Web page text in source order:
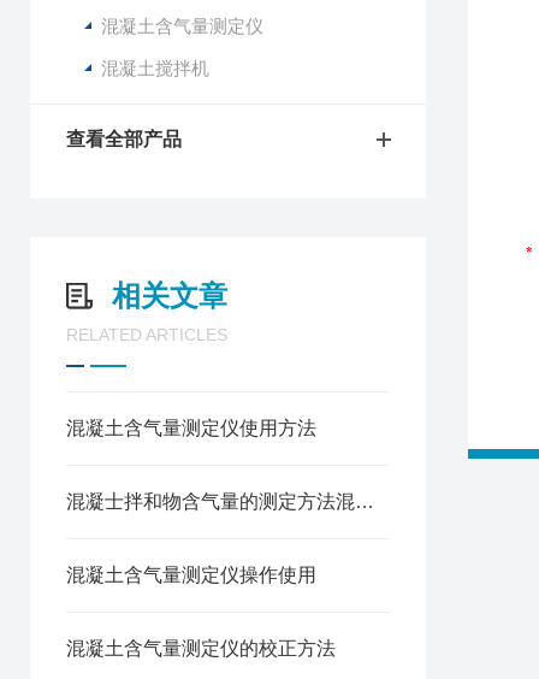
混凝土含气量测定仪
混凝土搅拌机
查看全部产品
相关文章
RELATED ARTICLES
混凝土含气量测定仪使用方法
混凝士拌和物含气量的测定方法混凝土含气量测定仪
混凝土含气量测定仪操作使用
混凝土含气量测定仪的校正方法